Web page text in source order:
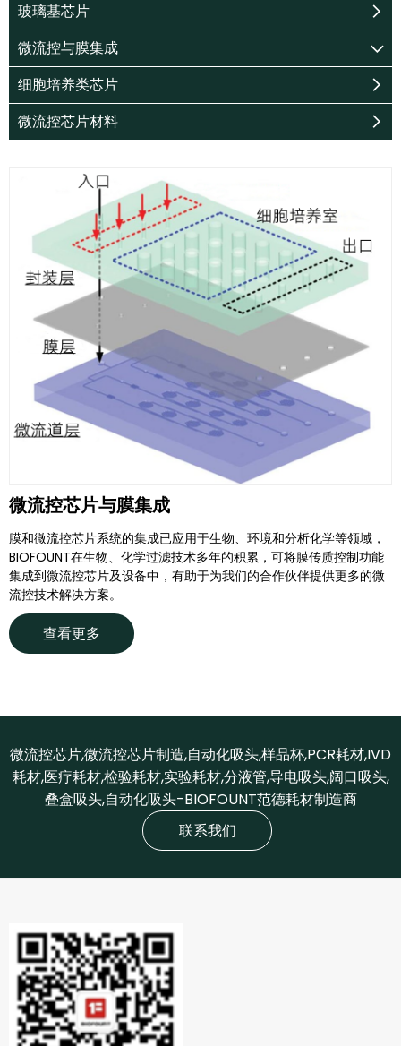
玻璃基芯片
微流控与膜集成
细胞培养类芯片
微流控芯片材料
微流控芯片与膜集成
膜和微流控芯片系统的集成已应用于生物、环境和分析化学等领域，
BIOFOUNT在生物、化学过滤技术多年的积累，可将膜传质控制功能
集成到微流控芯片及设备中，有助于为我们的合作伙伴提供更多的微
流控技术解决方案。
查看更多
微流控芯片,微流控芯片制造,自动化吸头,样品杯,PCR耗材,IVD
耗材,医疗耗材,检验耗材,实验耗材,分液管,导电吸头,阔口吸头,
叠盒吸头,自动化吸头-BIOFOUNT范德耗材制造商
联系我们